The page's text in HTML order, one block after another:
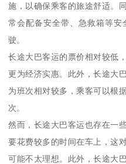
施，以确保乘客的旅途舒适。
常会配备安全带、急救箱等
驶。
长途大巴客运的票价相对较低
更为经济实惠。此外，长途大
为班次相对较多，乘客可以根
次。
然而，长途大巴客运也存在一
要花费较多的时间在车上，这
可能不太理想。此外，长途大